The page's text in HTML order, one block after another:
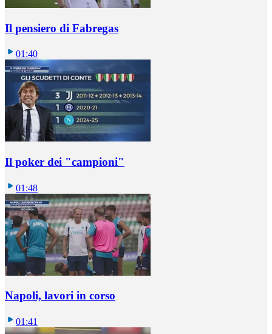
Il pensiero di Fabregas
01:40
Il poker dei "campioni"
01:48
Napoli, lavori in corso
01:41